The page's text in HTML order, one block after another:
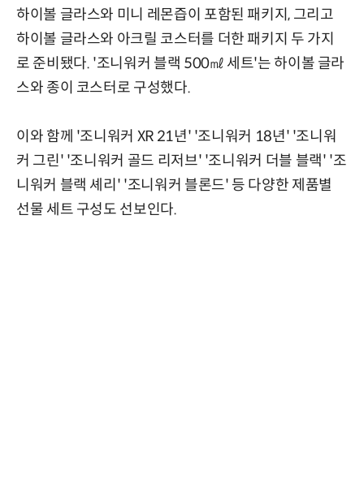
하이볼 글라스와 미니 레몬즙이 포함된 패키지, 그리고
하이볼 글라스와 아크릴 코스터를 더한 패키지 두 가지
로 준비됐다. '조니워커 블랙 500㎖ 세트'는 하이볼 글라
스와 종이 코스터로 구성했다.
이와 함께 '조니워커 XR 21년' '조니워커 18년' '조니워
커 그린' '조니워커 골드 리저브' '조니워커 더블 블랙' '조
니워커 블랙 셰리' '조니워커 블론드' 등 다양한 제품별
선물 세트 구성도 선보인다.